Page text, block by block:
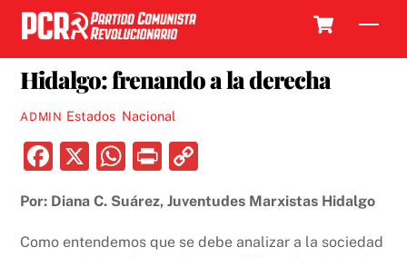
Skip
content
Hidalgo: frenando a la derecha
ADMIN Estados, Nacional
F
c
e
X
W
at
s
P
nt p
y
Por: Diana C. Suárez, Juventudes Marxistas Hidalgo
Como entendemos que se debe analizar a la sociedad